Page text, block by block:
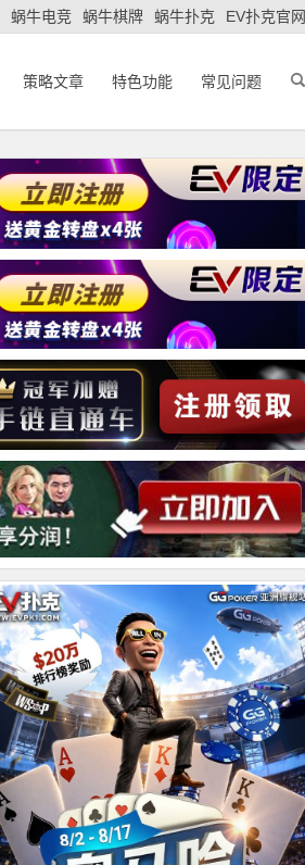
蜗牛电竞 蜗牛棋牌 蜗牛扑克 EV扑克官网
策略文章 特色功能 常见问题